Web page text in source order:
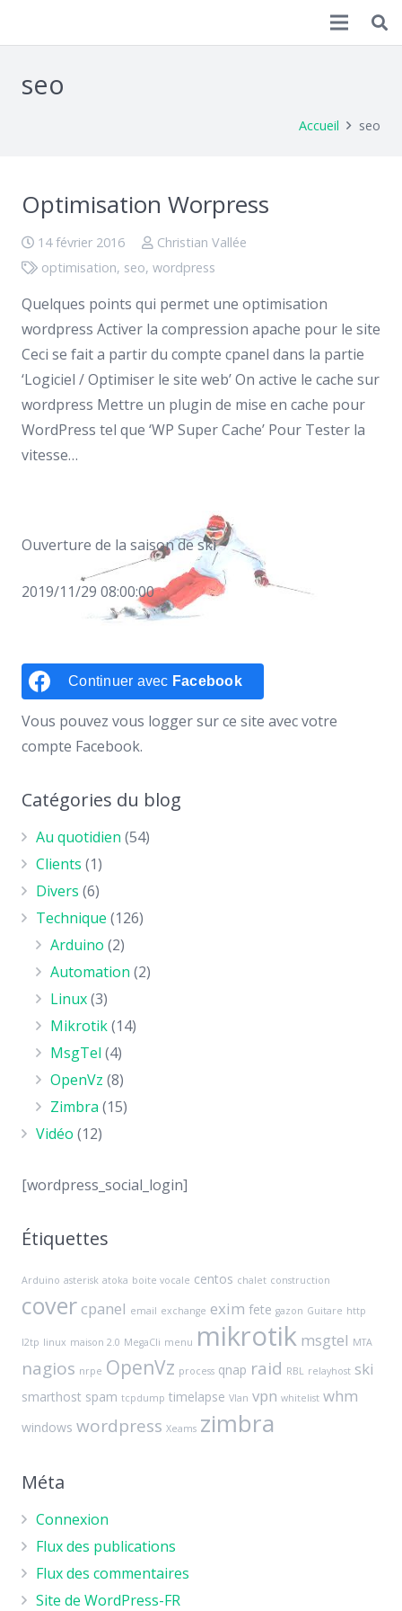
seo
Accueil seo
Optimisation Worpress
14 février 2016
Christian Vallée
optimisation, seo, wordpress
Quelques points qui permet une optimisation
wordpress Activer la compression apache pour le site
Ceci se fait a partir du compte cpanel dans la partie
‘Logiciel / Optimiser le site web’ On active le cache sur
wordpress Mettre un plugin de mise en cache pour
WordPress tel que ‘WP Super Cache’ Pour Tester la
vitesse…
Ouverture de la saison de ski
2019/11/29 08:00:00
Continuer avec Facebook
Vous pouvez vous logger sur ce site avec votre
compte Facebook.
Catégories du blog
Au quotidien (54)
Clients (1)
Divers (6)
Technique (126)
Arduino (2)
Automation (2)
Linux(3)
Mikrotik(14)
MsgTel (4)
OpenVz (8)
Zimbra (15)
Vidéo (12)
[wordpress_social_login]
Étiquettes
Arduino asterisk atoka boite vocale centos chalet construction
cover cpanel email exchange exim fete gazon Guitare http
l2tp linux maison 2.0 MegaCli menu mikrotik msgtel MTA
nagios nrpe OpenVz process qnap raid RBL relayhost ski
smarthost spam tcpdump timelapse Vlan vpn whitelist whm
windows wordpress Xeams zimbra
Méta
Connexion
Flux des publications
Flux des commentaires
Site de WordPress-FR